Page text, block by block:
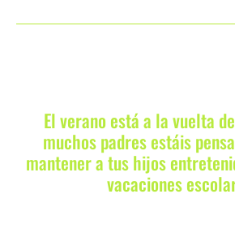
El verano está a la vuelta
muchos padres estáis
mantener a tus hijos
vacaciones